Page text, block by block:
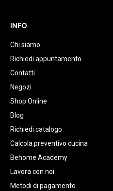
INFO
Chi siamo
Richiedi appuntamento
Contatti
Negozi
Shop Online
Blog
Richiedi catalogo
Calcola preventivo cucina
Behome Academy
Lavora con noi
Metodi di pagamento